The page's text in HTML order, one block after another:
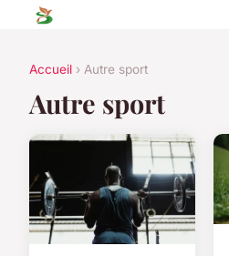
Accueil › Autre sport
Autre sport